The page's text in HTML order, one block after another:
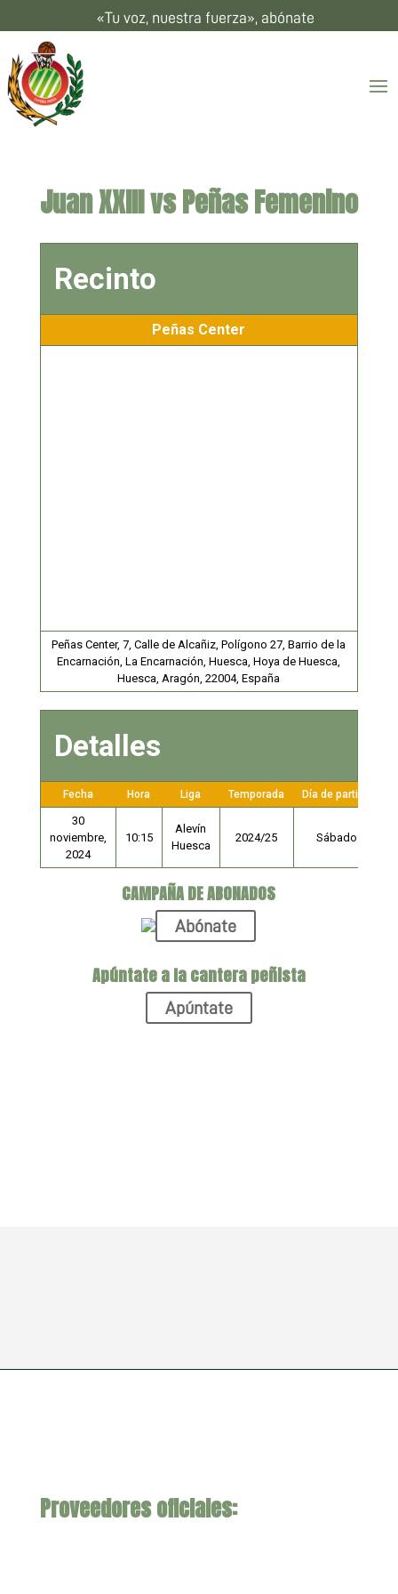
«Tu voz, nuestra fuerza», abónate
Juan XXIII vs Peñas Femenino
Recinto
Peñas Center
Peñas Center, 7, Calle de Alcañiz, Polígono 27, Barrio de la
Encarnación, La Encarnación, Huesca, Hoya de Huesca,
Huesca, Aragón, 22004, España
Detalles
Fecha Hora Liga Temporada Día de partido
30
noviembre,
2024
10:15
Alevín
Huesca
2024/25 Sábado
CAMPAÑA DE ABONADOS
Abónate
Apúntate a la cantera peñista
Apúntate
Proveedores oficiales: